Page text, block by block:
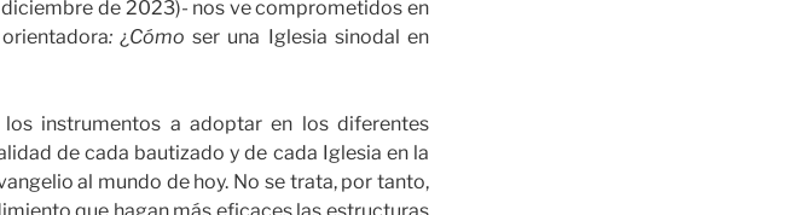
diciembre de 2023)- nos ve comprometidos en
:¿Cómo ser una Iglesia sinodal en
instrumentos a adoptar en los diferentes
de cada bautizado y de cada Iglesia en la
al mundo de hoy. No se trata, por tanto,